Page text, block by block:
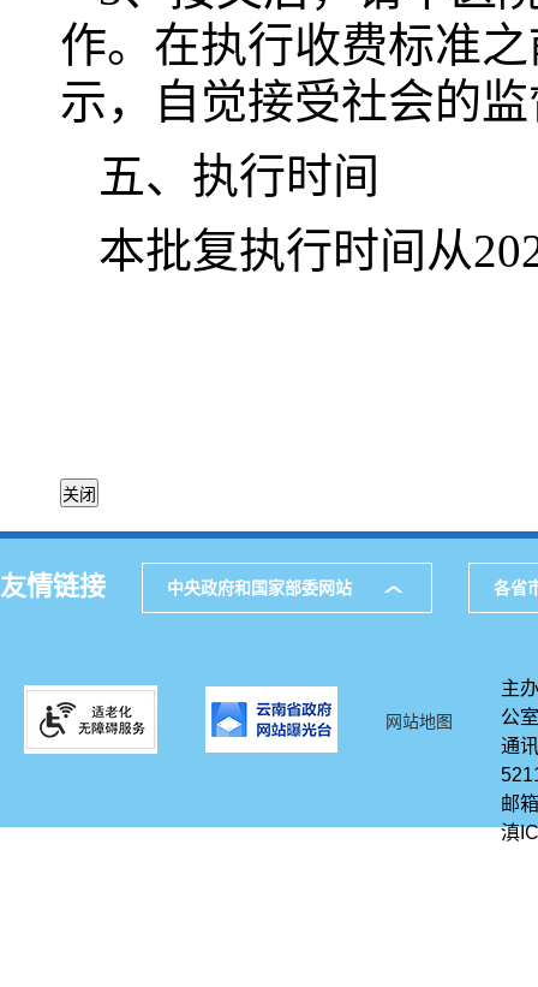
作。在执行收费标准
示，自觉接受社会的
五、执行时间
本批复执行时间从
友情链接 中央政府和国家部委网站 各省
网站地图
主
公室
通
邮
滇